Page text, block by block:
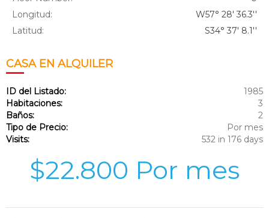
Longitud:
W57° 28' 36.3''
Latitud:
S34° 37' 8.1''
CASAEN ALQUILER
ID del Listado:
1985
Habitaciones:
3
Baños:
2
Tipo de Precio:
Por mes
Visits:
532 in 176 days
$22.800 Por mes